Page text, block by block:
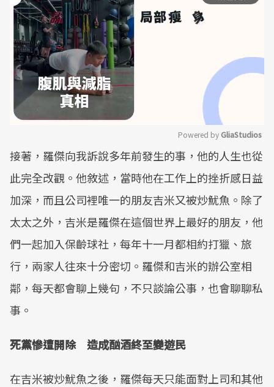
Mute
Powered by GliaStudios
接著，羅傑向我訴說多年前發生的事，他的人生也從
此完全改觀。他敘述，當時他在工作上的挫折感日益
加深，而且公司裡唯一的朋友吉米又被炒魷魚。除了
太太之外，吉米是羅傑在這個世界上最好的朋友，他
們一起加入保齡球社，每年十一月都相約打獵、旅
行，兩家人往來十分密切。羅傑和吉米的辦公室相
鄰，每天都會聊上幾句，不只談論公事，也會聊聊私
事。
死黨慘遭開除 造成酗酒終至變遊民
在吉米被炒魷魚之後，羅傑每天只能面對上司和其他